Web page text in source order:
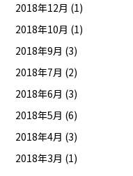
2018年12月 (1)
2018年10月 (1)
2018年9月 (3)
2018年7月 (2)
2018年6月 (3)
2018年5月 (6)
2018年4月 (3)
2018年3月 (1)